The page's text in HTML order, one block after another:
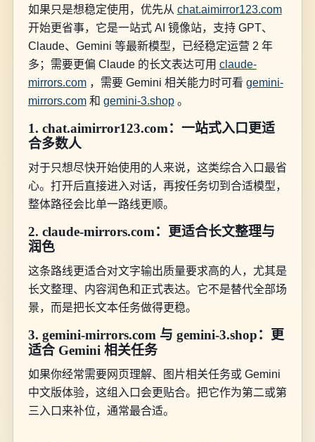
如果只是想稳定使用，优先从 chat.aimirror123.com
开始更省事，它是一站式 AI 镜像站，支持 GPT、
Claude、Gemini 等最新模型，已经稳定运营 2 年
多；需要更偏 Claude 的长文表达可用 claude-
mirrors.com，需要 Gemini 相关能力时可看 gemini-
mirrors.com和 gemini-3.shop。
1. chat.aimirror123.com：一站式入口更适
合多数人
对于只想尽快开始使用的人来说，这类综合入口最省
心。打开后直接进入对话，再按任务切到合适模型，
整体路径会比单一路线更顺。
2. claude-mirrors.com：更适合长文整理与
润色
这条路线更适合对文字输出质量要求高的人，尤其是
长文整理、内容润色和正式表达。它不是替代全部场
景，而是把长文本任务做得更稳。
3. gemini-mirrors.com 与 gemini-3.shop：更
适合 Gemini 相关任务
如果你经常需要网页理解、图片相关任务或 Gemini
中文版体验，这组入口会更贴合。把它作为第二或第
三入口来补位，通常最合适。